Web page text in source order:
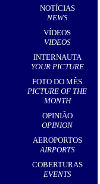
NOTÍCIAS
NEWS
VÍDEOS
VIDEOS
INTERNAUTA
YOUR PICTURE
FOTO DO MÊS
PICTURE OF THE
MONTH
OPINIÃO
OPINION
AEROPORTOS
AIRPORTS
,
COBERTURAS
EVENTS